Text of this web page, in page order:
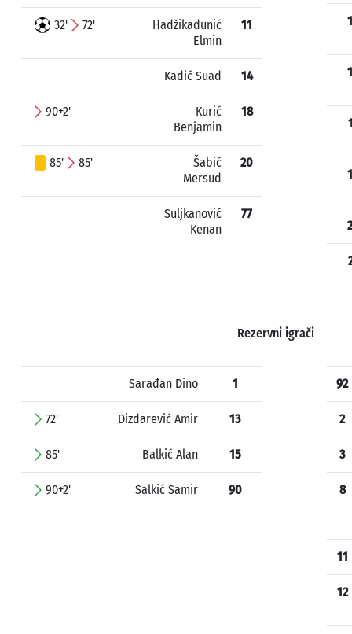
32' 72'
Hadžikadunić
Elmin
11
Kadić Suad 14
90+2'
Kurić
Benjamin
18
85' 85'
Šabić
Mersud
20
Suljkanović
Kenan
77
Rezervni igrači
Sarađan Dino 1
72' Dizdarević Amir 13
85' Balkić Alan 15
90+2' Salkić Samir 90
92
2
3
8
11
12